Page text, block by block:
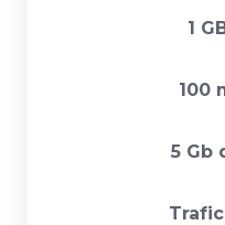
1
100
5 Gb